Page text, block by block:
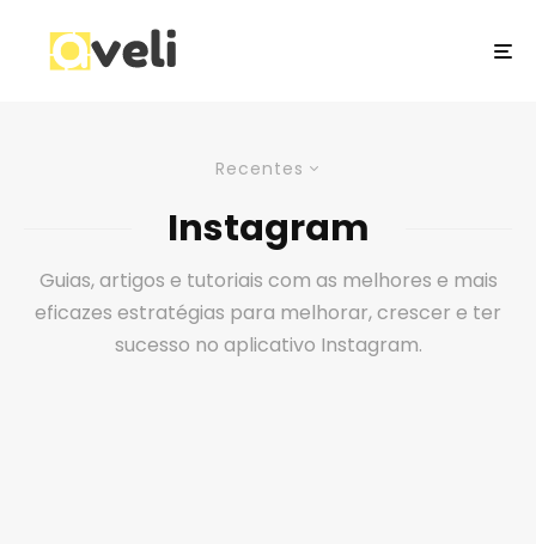
Recentes
Instagram
Guias, artigos e tutoriais com as melhores e mais
eficazes estratégias para melhorar, crescer e ter
sucesso no aplicativo Instagram.